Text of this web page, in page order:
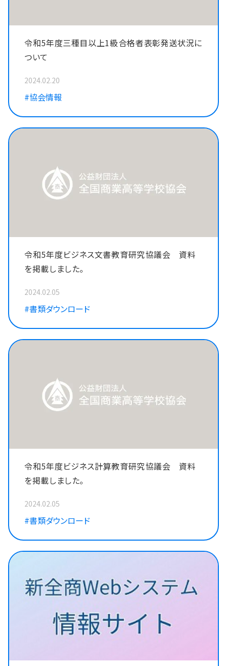
令和5年度三種目以上1級合格者表彰発送状況に
ついて
2024.02.20
#協会情報
令和5年度ビジネス文書教育研究協議会 資料
を掲載しました。
2024.02.05
#書類ダウンロード
令和5年度ビジネス計算教育研究協議会 資料
を掲載しました。
2024.02.05
#書類ダウンロード